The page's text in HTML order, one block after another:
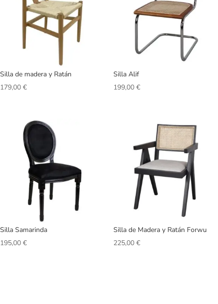
Silla de madera y Ratán
179,00 €
Silla Alif
199,00 €
Silla Samarinda
195,00 €
Silla de Madera y Ratán Forwu
225,00 €